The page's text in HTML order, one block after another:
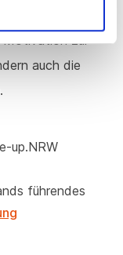
Jahr) haben.
Motivation zur
auch die
up.NRW
führendes